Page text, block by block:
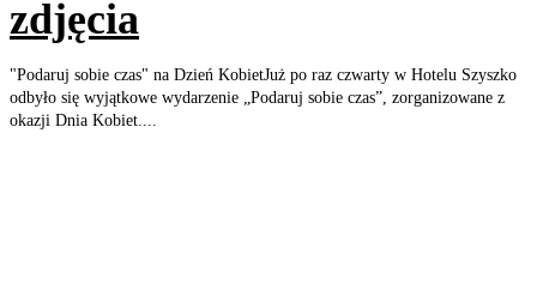
zdjęcia
"Podaruj sobie czas" na Dzień KobietJuż po raz czwarty w Hotelu Szyszko
odbyło się wyjątkowe wydarzenie „Podaruj sobie czas”, zorganizowane z
okazji Dnia Kobiet....